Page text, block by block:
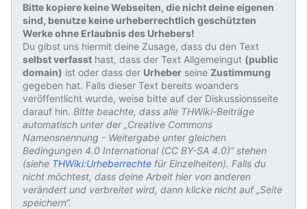
Bitte kopiere keine Webseiten, die nicht deine eigenen
sind, benutze keine urheberrechtlich geschützten
Werke ohne Erlaubnis des Urhebers!
Du gibst uns hiermit deine Zusage, dass du den Text
selbst verfasst hast, dass der Text Allgemeingut (public
domain) ist oder dass der Urheber seine Zustimmung
gegeben hat. Falls dieser Text bereits woanders
veröffentlicht wurde, weise bitte auf der Diskussionsseite
darauf hin. Bitte beachte, dass alle THWiki-Beiträge
automatisch unter der „Creative Commons
Namensnennung - Weitergabe unter gleichen
Bedingungen 4.0 International (CC BY-SA 4.0)“ stehen
(siehe THWiki:Urheberrechte für Einzelheiten). Falls du
nicht möchtest, dass deine Arbeit hier von anderen
verändert und verbreitet wird, dann klicke nicht auf „Seite
speichern“.